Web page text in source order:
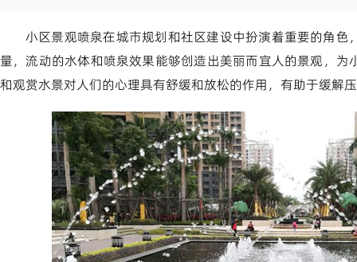
小区景观喷泉在城市规划和社区建设中扮演着重要的角
量，流动的水体和喷泉效果能够创造出美丽而宜人的景观，
和观赏水景对人们的心理具有舒缓和放松的作用，有助于缓解